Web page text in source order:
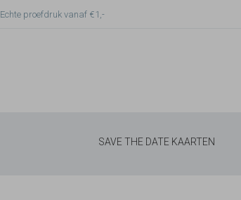
Echte proefdruk vanaf €1,-
SAVE THE DATE KAARTEN